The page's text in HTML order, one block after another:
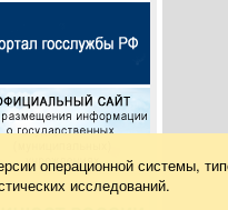
операционной системы,
исследований.